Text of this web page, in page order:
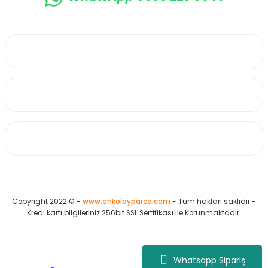
Whatsapp Sipariş
Copyright 2022 © - www.enkolayparca.com - Tüm hakları saklıdır -
Kredi kartı bilgileriniz 256bit SSL Sertifikası ile Korunmaktadır.